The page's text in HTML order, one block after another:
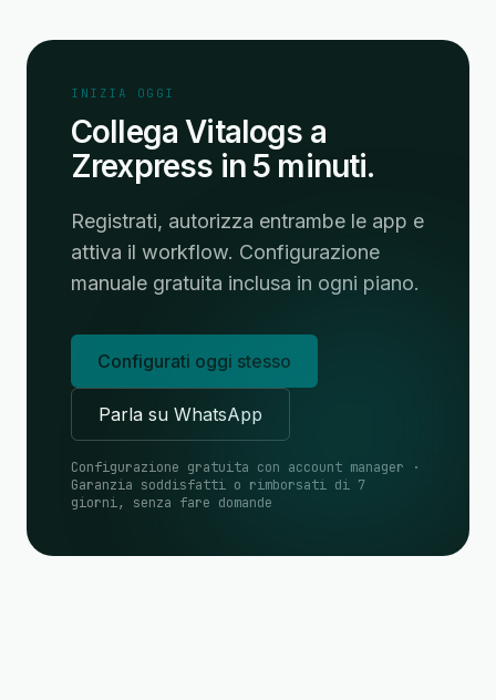
INIZIA OGGI
Collega Vitalogs a
Zrexpress in 5 minuti.
Registrati, autorizza entrambe le app e
attiva il workflow. Configurazione
manuale gratuita inclusa in ogni piano.
Configurati oggi stesso
Parla su WhatsApp
Configurazione gratuita con account manager ·
Garanzia soddisfatti o rimborsati di 7
giorni, senza fare domande